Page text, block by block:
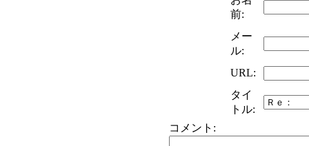
前:
メー
ル:
URL:
タイ
トル:
コメント: